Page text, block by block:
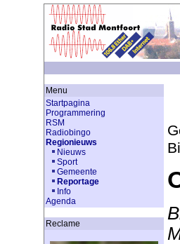
Menu
Startpagina
Programmering
RSM
Radiobingo
Regionieuws
Nieuws
Sport
Gemeente
Reportage
Info
Agenda
Reclame